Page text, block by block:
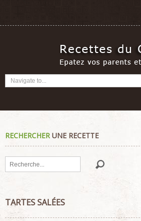
RECHERCHERUNE RECETTE
Rechercher
TARTES SALÉES